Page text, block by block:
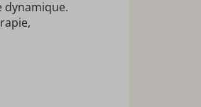
dynamique.